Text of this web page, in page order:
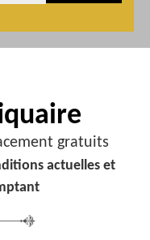
gratuits
actuelles et